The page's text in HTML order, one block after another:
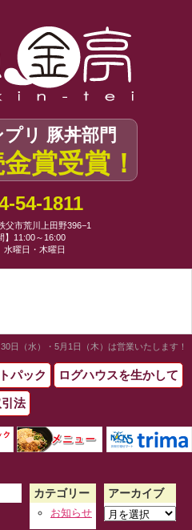
リ 豚丼部門
賞受賞！
54-1811
父市荒川上田野396−1
】11:00～16:00
水曜日・木曜日
日（水）・5月1日（木）は営業いたします！
パック ログハウスを生かして
法
カテゴリー
お知らせ
アーカイブ
ア